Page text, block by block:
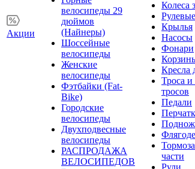
Акции
велосипеды 29
дюймов
(Найнеры)
Шоссейные
велосипеды
Женские
велосипеды
Фэтбайки (Fat-
Bike)
Городские
велосипеды
Двухподвесные
велосипеды
РАСПРОДАЖА
ВЕЛОСИПЕДОВ
Колеса
Крылья
Насосы
Фонари
Кресла
Троса и
тросов
Педали
части
Рули